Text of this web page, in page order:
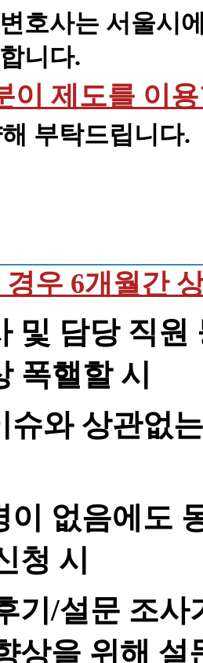
호사는 서울시
니다.
이 제도를 이
부탁드립니다.
우 6개월간
및 담당 직원
폭핼할 시
슈와 상관없
이 없음에도
청 시
기/설문 조
상을 위해